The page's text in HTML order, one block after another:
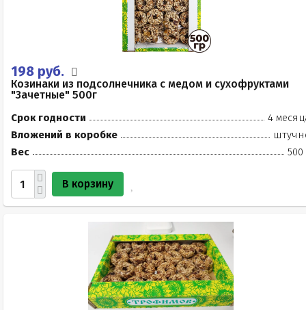
198 руб.
Козинаки из подсолнечника с медом и сухофруктами
"Зачетные" 500г
Срок годности
4
Вложений в коробке
Вес
500
В корзину